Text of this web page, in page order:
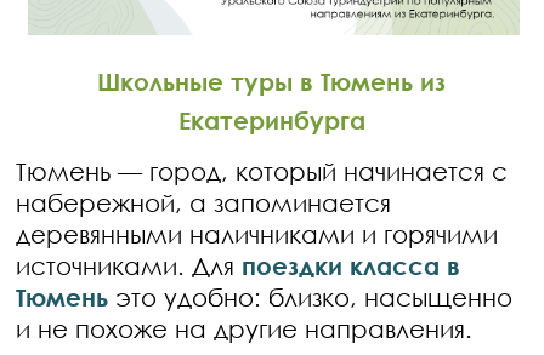
Школьные туры в Тюмень из
Екатеринбурга
Тюмень — город, который начинается с
набережной, а запоминается
деревянными наличниками и горячими
источниками. Для поездки класса в
Тюмень это удобно: близко, насыщенно
и не похоже на другие направления.